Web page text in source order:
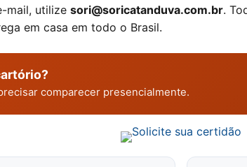
mail, utilize sori@soricatanduva.com.br.
em casa em todo o Brasil.
comparecer presencialmente.